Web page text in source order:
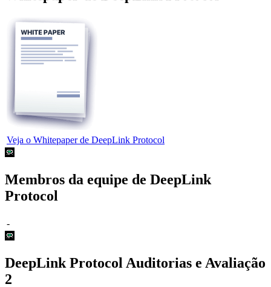
Veja o Whitepaper de DeepLink Protocol
Membros da equipe de DeepLink
Protocol
-
DeepLink Protocol Auditorias e Avaliação
2